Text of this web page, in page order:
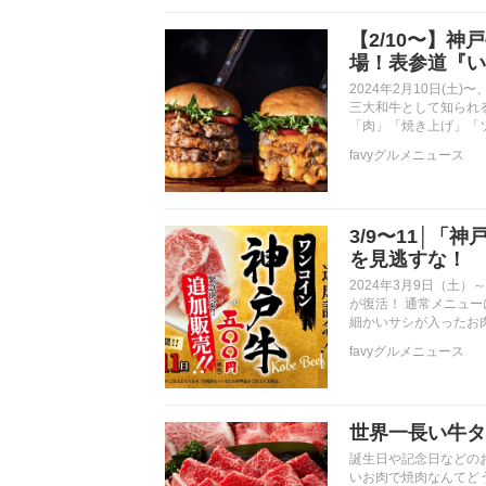
【2/10〜】神
場！表参道『
2024年2月10日(土)〜
三大和牛として知られ
「肉」「焼き上げ」
favyグルメニュース
3/9〜11│「神
を見逃すな！
2024年3月9日（土）
が復活！ 通常メニュ
細かいサシが入ったお
favyグルメニュース
世界一長い牛
誕生日や記念日などの
いお肉で焼肉なんてど